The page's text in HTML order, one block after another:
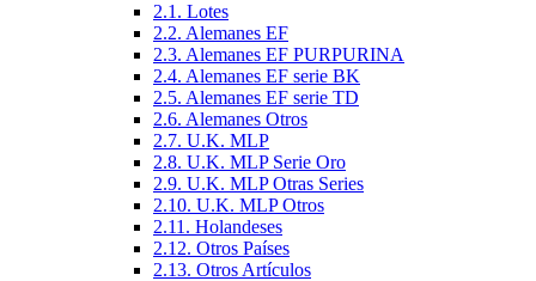
2.1. Lotes
2.2. Alemanes EF
2.3. Alemanes EF PURPURINA
2.4. Alemanes EF serie BK
2.5. Alemanes EF serie TD
2.6. Alemanes Otros
2.7. U.K. MLP
2.8. U.K. MLP Serie Oro
2.9. U.K. MLP Otras Series
2.10. U.K. MLP Otros
2.11. Holandeses
2.12. Otros Países
2.13. Otros Artículos